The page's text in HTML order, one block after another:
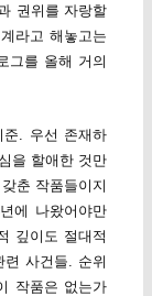
권위를 자랑할
라고 해놓고는
그를 올해 거의
준. 우선 존재하
을 할애한 것만
춘 작품들이지
에 나왔어야만
깊이도 절대적
사건들. 순위
작품은 없는가